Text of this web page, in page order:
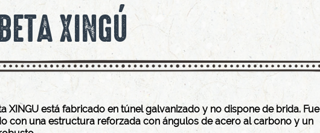
XINGÚ
XINGU está fabricado en túnel galvanizado y no dispone de brida. Fue
con una estructura reforzada con ángulos de acero al carbono y un